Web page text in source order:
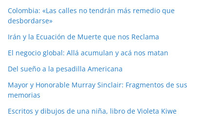
Colombia: «Las calles no tendrán más remedio que
desbordarse»
Irán y la Ecuación de Muerte que nos Reclama
El negocio global: Allá acumulan y acá nos matan
Del sueño a la pesadilla Americana
Mayor y Honorable Murray Sinclair: Fragmentos de sus
memorias
Escritos y dibujos de una niña, libro de Violeta Kiwe